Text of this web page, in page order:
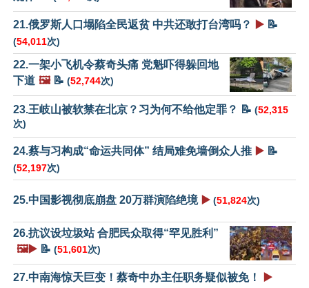
21.俄罗斯人口塌陷全民返贫 中共还敢打台湾吗？ ▶️ 📝
(54,011次)
22.一架小飞机令蔡奇头痛 党魁吓得躲回地
下道 🖼️📝 (52,744次)
23.王岐山被软禁在北京？习为何不给他定罪？ 📝 (52,315
次)
24.蔡与习构成“命运共同体” 结局难免墙倒众人推 ▶️ 📝
(52,197次)
25.中国影视彻底崩盘 20万群演陷绝境 ▶️ (51,824次)
26.抗议设垃圾站 合肥民众取得“罕见胜利”
🖼️▶️ 📝 (51,601次)
27.中南海惊天巨变！蔡奇中办主任职务疑似被免！ ▶️